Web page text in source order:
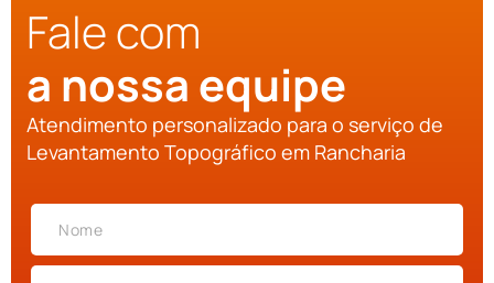
Fale com
a nossa equipe
Atendimento personalizado para o serviço de
Levantamento Topográfico em Rancharia